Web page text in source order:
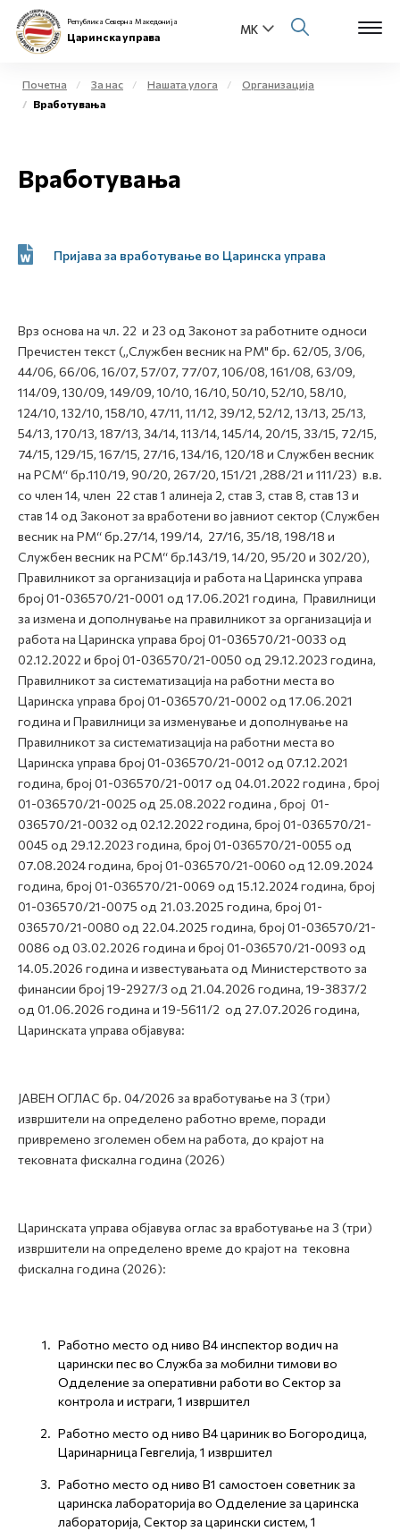
Физички лица
Е-Царина
Контакт
Е-Весник
Република Северна Македонија
Царинска управа
Почетна За нас Нашата улога
Организација
Вработувања
Вработувања
Пријава за вработување во Царинска управа
Врз основа на чл. 22 и 23 од Законот за работните односи
Пречистен текст („Службен весник на РМ" бр. 62/05, 3/06,
44/06, 66/06, 16/07, 57/07, 77/07, 106/08, 161/08, 63/09,
114/09, 130/09, 149/09, 10/10, 16/10, 50/10, 52/10, 58/10,
124/10, 132/10, 158/10, 47/11, 11/12, 39/12, 52/12, 13/13, 25/13,
54/13, 170/13, 187/13, 34/14, 113/14, 145/14, 20/15, 33/15, 72/15,
74/15, 129/15, 167/15, 27/16, 134/16, 120/18 и Службен весник
на РСМ“ бр.110/19, 90/20, 267/20, 151/21 ,288/21 и 111/23) в.в.
со член 14, член 22 став 1 алинеја 2, став 3, став 8, став 13 и
став 14 од Законот за вработени во јавниот сектор (Службен
весник на РМ“ бр.27/14, 199/14, 27/16, 35/18, 198/18 и
Службен весник на РСМ“ бр.143/19, 14/20, 95/20 и 302/20),
Правилникот за организација и работа на Царинска управа
број 01-036570/21-0001 од 17.06.2021 година, Правилници
за измена и дополнување на правилникот за организација и
работа на Царинска управа број 01-036570/21-0033 од
02.12.2022 и број 01-036570/21-0050 од 29.12.2023 година,
Правилникот за систематизација на работни места во
Царинска управа број 01-036570/21-0002 од 17.06.2021
година и Правилници за изменување и дополнување на
Правилникот за систематизација на работни места во
Царинска управа број 01-036570/21-0012 од 07.12.2021
година, број 01-036570/21-0017 од 04.01.2022 година , број
01-036570/21-0025 од 25.08.2022 година , број 01-
036570/21-0032 од 02.12.2022 година, број 01-036570/21-
0045 од 29.12.2023 година, број 01-036570/21-0055 од
07.08.2024 година, број 01-036570/21-0060 од 12.09.2024
година, број 01-036570/21-0069 од 15.12.2024 година, број
01-036570/21-0075 од 21.03.2025 година, број 01-
036570/21-0080 од 22.04.2025 година, број 01-036570/21-
0086 од 03.02.2026 година и број 01-036570/21-0093 од
14.05.2026 година и известувањата од Министерството за
финансии број 19-2927/3 од 21.04.2026 година, 19-3837/2
од 01.06.2026 година и 19-5611/2 од 27.07.2026 година,
Царинската управа објавува:
ЈАВЕН ОГЛАС бр. 04/2026 за вработување на 3 (три)
извршители на определено работно време, поради
привремено зголемен обем на работа, до крајот на
тековната фискална година (2026)
Царинската управа објавува оглас за вработување на 3 (три)
извршители на определено време до крајот на тековна
фискална година (2026):
Работно место од ниво В4 инспектор водич на
царински пес во Служба за мобилни тимови во
Одделение за оперативни работи во Сектор за
контрола и истраги, 1 извршител
Работно место од ниво В4 цариник во Богородица,
Царинарница Гевгелија, 1 извршител
Работно место од ниво В1 самостоен советник за
царинска лабораторија во Одделение за царинска
лабораторија, Сектор за царински систем, 1